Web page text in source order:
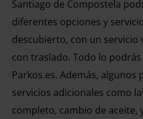
Santiago de Compostela
diferentes opciones y
descubierto, con un servicio
con traslado. Todo lo
Parkos.es. Además, algunos
servicios adicionales como
completo, cambio de aceite,